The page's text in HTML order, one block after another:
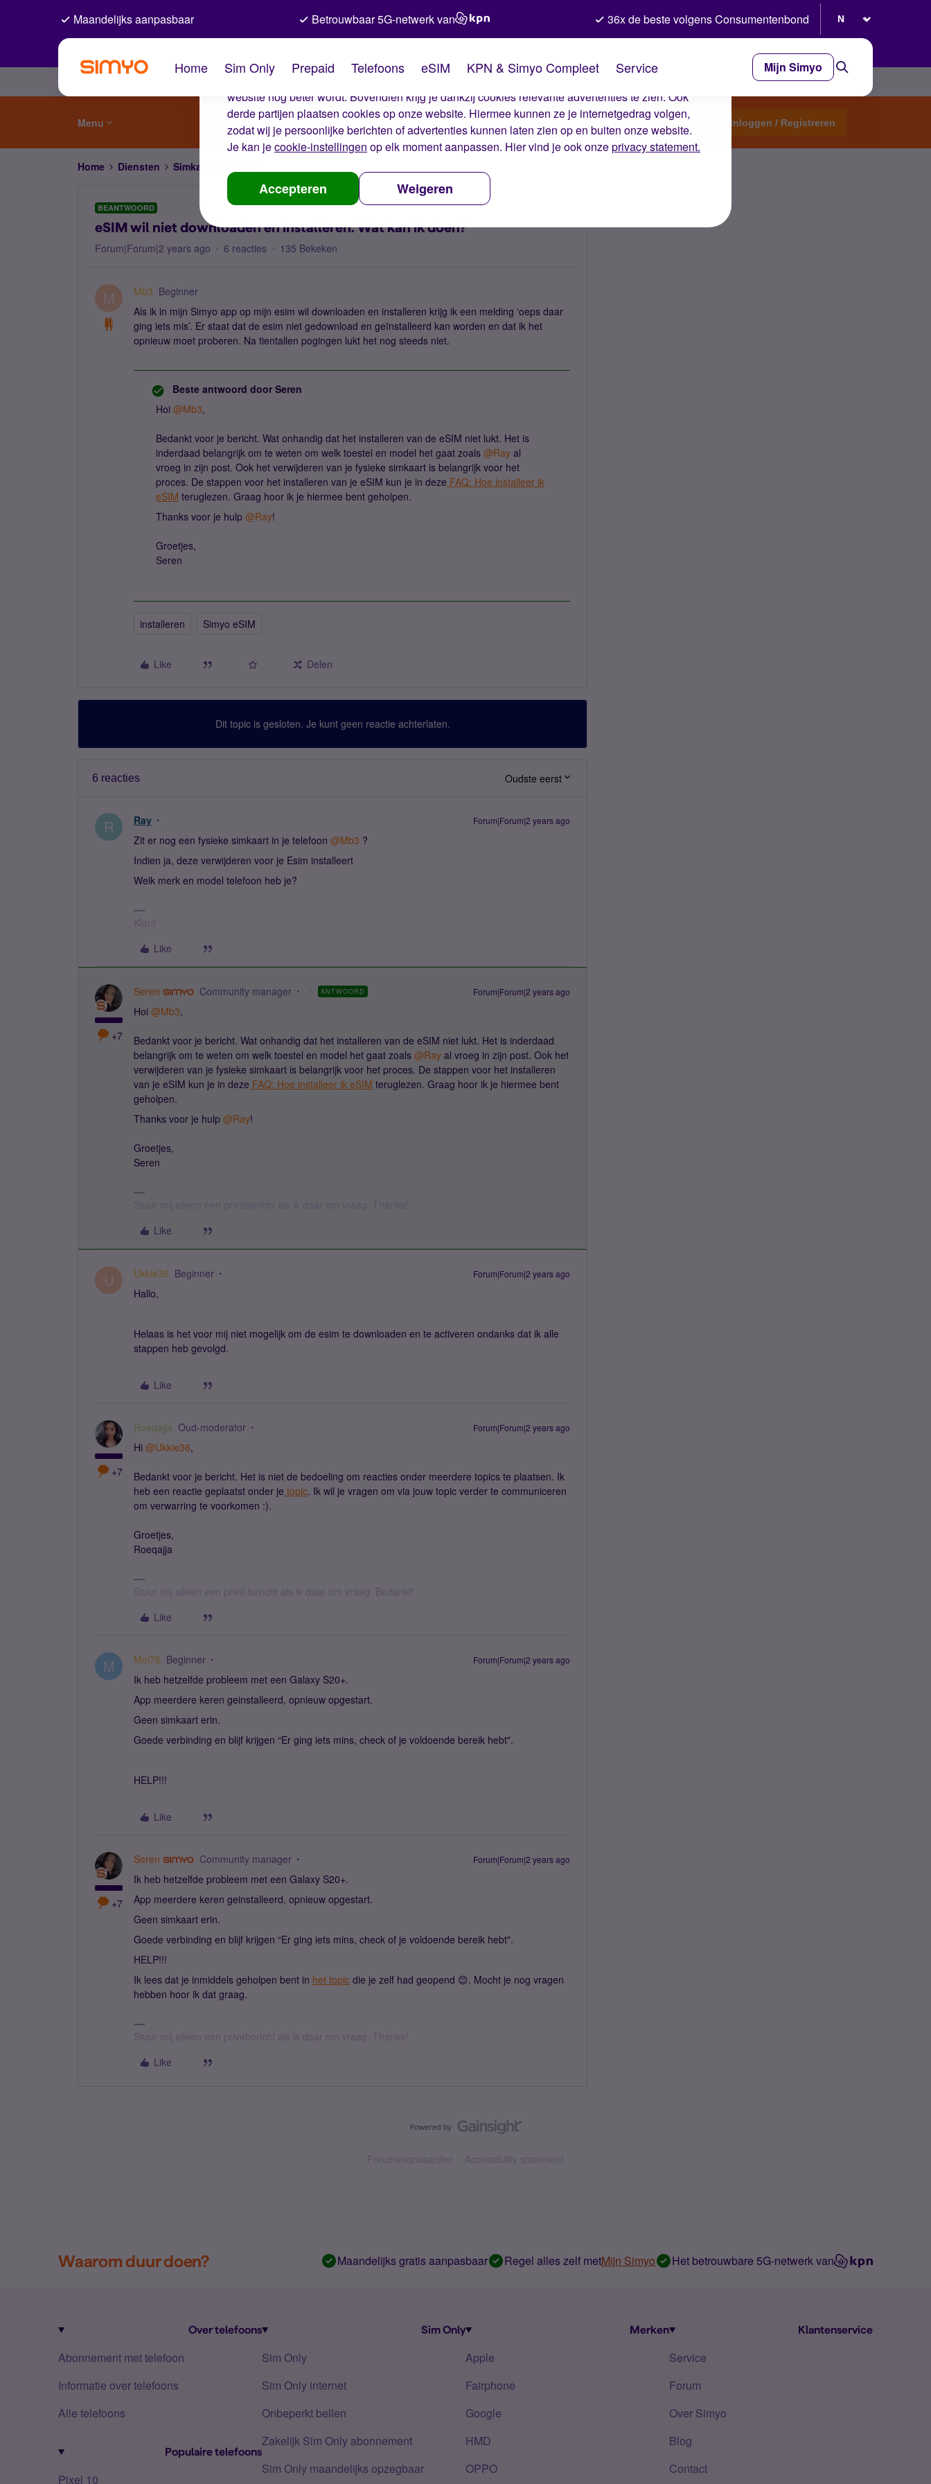
De cookies van Simyo
Wij gebruiken cookies op onze website. Met deze cookies zorgen wij ervoor dat je ervaring op de
website nog beter wordt. Bovendien krijg je dankzij cookies relevante advertenties te zien. Ook
derde partijen plaatsen cookies op onze website. Hiermee kunnen ze je internetgedrag volgen,
zodat wij je persoonlijke berichten of advertenties kunnen laten zien op en buiten onze website.
Je kan jecookie-instellingen op elk moment aanpassen. Hier vind je ook onzeprivacy statement.
Accepteren Weigeren
Maandelijks aanpasbaar Betrouwbaar 5G-netwerk van 36x de beste volgens Consumentenbond
Home Sim Only Prepaid Telefoons eSIM KPN & Simyo Compleet Service Mijn Simyo
Menu Start een topic Inloggen / Registreren
Home Diensten Simkaart en eSIM
BEANTWOORD
eSIM wil niet downloaden en installeren. Wat kan ik doen?
Forum|Forum|2 years ago 6 reacties 135 Bekeken
M Mb3 Beginner
Als ik in mijn Simyo app op mijn esim wil downloaden en installeren krijg ik een melding ‘oeps daar
ging iets mis’. Er staat dat de esim niet gedownload en geïnstalleerd kan worden en dat ik het
opnieuw moet proberen. Na tientallen pogingen lukt het nog steeds niet.
Beste antwoord door Seren
Hoi @Mb3,
Bedankt voor je bericht. Wat onhandig dat het installeren van de eSIM niet lukt. Het is
inderdaad belangrijk om te weten om welk toestel en model het gaat zoals @Ray al
vroeg in zijn post. Ook het verwijderen van je fysieke simkaart is belangrijk voor het
proces. De stappen voor het installeren van je eSIM kun je in deze FAQ: Hoe installeer ik
eSIM teruglezen. Graag hoor ik je hiermee bent geholpen.
Thanks voor je hulp @Ray!
Groetjes,
Seren
installeren Simyo eSIM
Like Delen
Dit topic is gesloten. Je kunt geen reactie achterlaten.
6 reacties Oudste eerst
R Ray Forum|Forum|2 years ago
Zit er nog een fysieke simkaart in je telefoon @Mb3 ?
Indien ja, deze verwijderen voor je Esim installeert
Welk merk en model telefoon heb je?
Klant
Like
+7
Seren Community manager ANTWOORD Forum|Forum|2 years ago
Hoi @Mb3,
Bedankt voor je bericht. Wat onhandig dat het installeren van de eSIM niet lukt. Het is inderdaad
belangrijk om te weten om welk toestel en model het gaat zoals @Ray al vroeg in zijn post. Ook het
verwijderen van je fysieke simkaart is belangrijk voor het proces. De stappen voor het installeren
van je eSIM kun je in deze FAQ: Hoe installeer ik eSIM teruglezen. Graag hoor ik je hiermee bent
geholpen.
Thanks voor je hulp @Ray!
Groetjes,
Seren
Like
U Ukkie36 Beginner Forum|Forum|2 years ago
Hallo,
Helaas is het voor mij niet mogelijk om de esim te downloaden en te activeren ondanks dat ik alle
stappen heb gevolgd.
Like
+7
Roeqajja Oud-moderator Forum|Forum|2 years ago
Hi @Ukkie36,
Bedankt voor je bericht. Het is niet de bedoeling om reacties onder meerdere topics te plaatsen. Ik
heb een reactie geplaatst onder je topic. Ik wil je vragen om via jouw topic verder te communiceren
om verwarring te voorkomen :).
Groetjes,
Roeqajja
Stuur mij alleen een privé bericht als ik daar om vraag. Bedankt!
Like
M Mel76 Beginner Forum|Forum|2 years ago
Ik heb hetzelfde probleem met een Galaxy S20+.
App meerdere keren geinstalleerd, opnieuw opgestart.
Geen simkaart erin.
Goede verbinding en blijf krijgen “Er ging iets mins, check of je voldoende bereik hebt".
HELP!!!
Like
+7
Seren Community manager Forum|Forum|2 years ago
Ik heb hetzelfde probleem met een Galaxy S20+.
App meerdere keren geinstalleerd, opnieuw opgestart.
Geen simkaart erin.
Goede verbinding en blijf krijgen “Er ging iets mins, check of je voldoende bereik hebt".
HELP!!!
Ik lees dat je inmiddels geholpen bent in het topic die je zelf had geopend 😊. Mocht je nog vragen
hebben hoor ik dat graag.
Stuur mij alleen een privébericht als ik daar om vraag. Thanks!
Like
Forumvoorwaarden Accessibility statement
Waarom duur doen? Maandelijks gratis aanpasbaar Regel alles zelf metMijn Simyo Het betrouwbare 5G-netwerk van
Over telefoons
Abonnement met telefoon
Informatie over telefoons
Alle telefoons
Populaire telefoons
Pixel 10
Sim Only
Sim Only
Sim Only internet
Onbeperkt bellen
Zakelijk Sim Only abonnement
Sim Only maandelijks opzegbaar
Merken
Apple
Fairphone
Google
HMD
OPPO
Klantenservice
Service
Forum
Over Simyo
Blog
Contact